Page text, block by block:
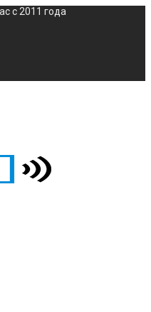
с 2011 года